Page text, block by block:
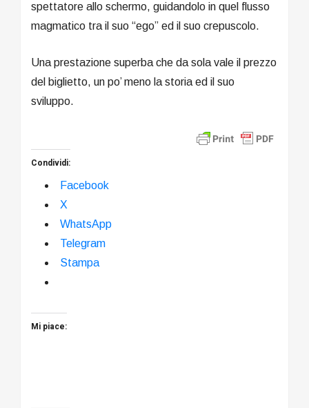
spettatore allo schermo, guidandolo in quel flusso
magmatico tra il suo “ego” ed il suo crepuscolo.
Una prestazione superba che da sola vale il prezzo
del biglietto, un po’ meno la storia ed il suo
sviluppo.
Condividi:
Facebook
X
WhatsApp
Telegram
Stampa
Mi piace: